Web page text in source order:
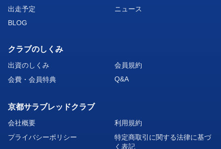
ダートを得意とする当クラブ所属馬は、サイレン
ると想定されます。
単にJRAで頭打ちになっているという理由だけで
なく、根拠ある事情が揃った馬について地方競馬
転出をお願いしておりますので、その際は全員一
出走予定
ニュース
BLOG
クラブのしくみ
出資のしくみ
会員規約
会費・会員特典
Q&A
京都サラブレッドクラブ
会社概要
利用規約
プライバシーポリシー
特定商取引に関する法律に基づ
く表記